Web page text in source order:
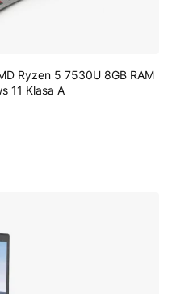
Ryzen 5 7530U 8GB RAM
11 Klasa A